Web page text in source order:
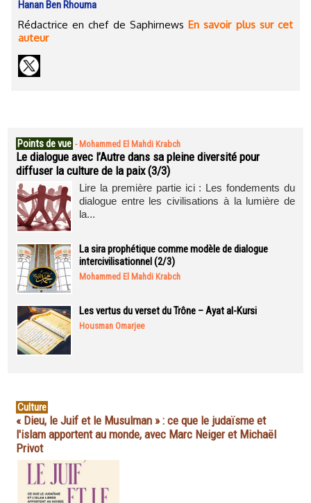
Hanan Ben Rhouma
Rédactrice en chef de SaphirnewsEn savoir plus sur cet
auteur
Points de vue - Mohammed El Mahdi Krabch
Le dialogue avec l’Autre dans sa pleine diversité pour
diffuser la culture de la paix (3/3)
Lire la première partie ici : Les fondements du
dialogue entre les civilisations à la lumière de
la...
La sira prophétique comme modèle de dialogue
intercivilisationnel (2/3)
Mohammed El Mahdi Krabch
Les vertus du verset du Trône – Ayat al-Kursi
Housman Omarjee
Culture
« Dieu, le Juif et le Musulman » : ce que le judaïsme et
l'islam apportent au monde, avec Marc Neiger et Michaël
Privot